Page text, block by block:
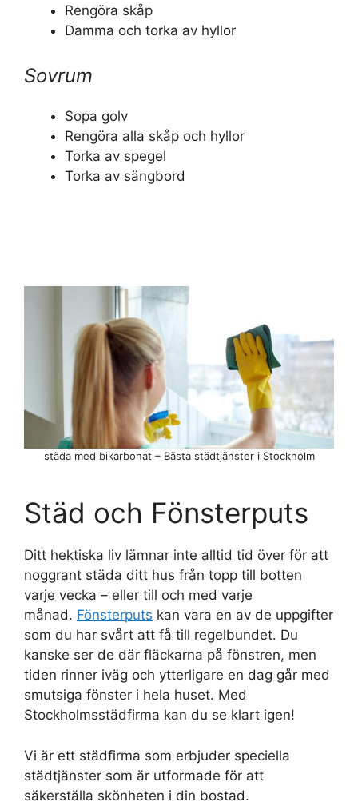
Rengöra skåp
Damma och torka av hyllor
Sovrum
Sopa golv
Rengöra alla skåp och hyllor
Torka av spegel
Torka av sängbord
städa med bikarbonat – Bästa städtjänster i Stockholm
Städ och Fönsterputs
Ditt hektiska liv lämnar inte alltid tid över för att
noggrant städa ditt hus från topp till botten
varje vecka – eller till och med varje
månad. Fönsterputs kan vara en av de uppgifter
som du har svårt att få till regelbundet. Du
kanske ser de där fläckarna på fönstren, men
tiden rinner iväg och ytterligare en dag går med
smutsiga fönster i hela huset. Med
Stockholmsstädfirma kan du se klart igen!
Vi är ett städfirma som erbjuder speciella
städtjänster som är utformade för att
säkerställa skönheten i din bostad.